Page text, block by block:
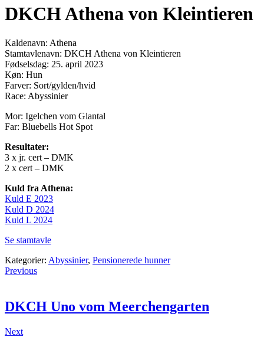
DKCH Athena von Kleintieren
Kaldenavn: Athena
Stamtavlenavn: DKCH Athena von Kleintieren
Fødselsdag: 25. april 2023
Køn: Hun
Farver: Sort/gylden/hvid
Race: Abyssinier
Mor: Igelchen vom Glantal
Far: Bluebells Hot Spot
Resultater:
3 x jr. cert – DMK
2 x cert – DMK
Kuld fra Athena:
Kuld E 2023
Kuld D 2024
Kuld L 2024
Se stamtavle
Kategorier: Abyssinier, Pensionerede hunner
Previous
DKCH Uno vom Meerchengarten
Next